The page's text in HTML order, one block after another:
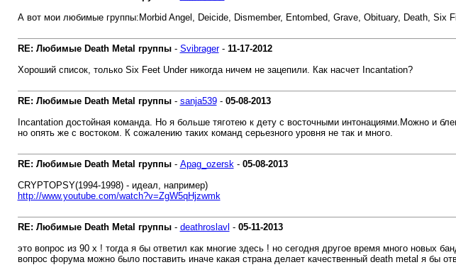
А вот мои любимые группы:Morbid Angel, Deicide, Dismember, Entombed, Grave, Obituary, Death, Six
RE: Любимые Death Metal группы- Svibrager- 11-17-2012
Хороший список, только Six Feet Under никогда ничем не зацепили. Как насчет Incantation?
RE: Любимые Death Metal группы- sanja539- 05-08-2013
Incantation достойная команда. Но я больше тяготею к дету с восточными интонациями.Можно и
но опять же с востоком. К сожалению таких команд серьезного уровня не так и много.
RE: Любимые Death Metal группы- Apag_ozersk- 05-08-2013
CRYPTOPSY(1994-1998) - идеал, например)
http://www.youtube.com/watch?v=ZgW5qHjzwmk
RE: Любимые Death Metal группы- deathroslavl - 05-11-2013
это вопрос из 90 х ! тогда я бы ответил как многие здесь ! но сегодня другое время много новых
вопрос форума можно было поставить иначе какая страна делает качественный death metal я бы